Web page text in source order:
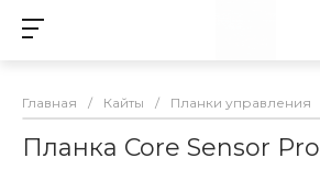
Главная / Кайты / Планки управления
Планка Core Sensor Pro